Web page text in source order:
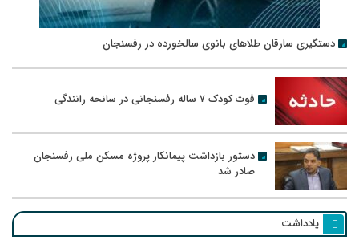
دستگیری سارقان طلاهای بانوی سالخورده در رفسنجان
فوت کودک ۷ ساله رفسنجانی در سانحه رانندگی
دستور بازداشت پیمانکار پروژه مسکن ملی رفسنجان
صادر شد
یادداشت